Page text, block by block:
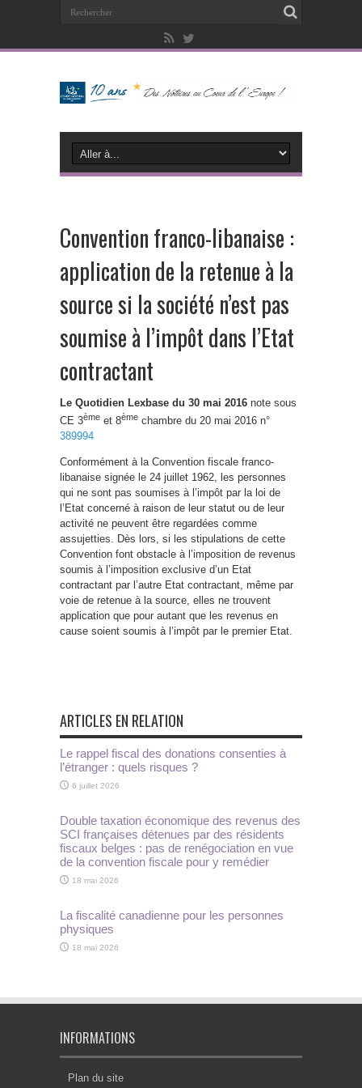
Convention franco-libanaise :
application de la retenue à la
source si la société n’est pas
soumise à l’impôt dans l’Etat
contractant
Le Quotidien Lexbase du 30 mai 2016 note sous
CE 3ème et 8ème chambre du 20 mai 2016 n°
389994
Conformément à la Convention fiscale franco-
libanaise signée le 24 juillet 1962, les personnes
qui ne sont pas soumises à l’impôt par la loi de
l’Etat concerné à raison de leur statut ou de leur
activité ne peuvent être regardées comme
assujetties. Dès lors, si les stipulations de cette
Convention font obstacle à l’imposition de revenus
soumis à l’imposition exclusive d’un Etat
contractant par l’autre Etat contractant, même par
voie de retenue à la source, elles ne trouvent
application que pour autant que les revenus en
cause soient soumis à l’impôt par le premier Etat.
ARTICLES EN RELATION
Le rappel fiscal des donations consenties à
l’étranger : quels risques ?
6 juillet 2026
Double taxation économique des revenus des
SCI françaises détenues par des résidents
fiscaux belges : pas de renégociation en vue
de la convention fiscale pour y remédier
18 mai 2026
La fiscalité canadienne pour les personnes
physiques
18 mai 2026
INFORMATIONS
Plan du site